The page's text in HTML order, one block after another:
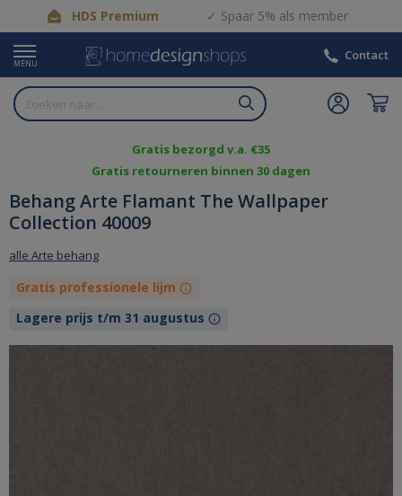
HDS Premium Spaar 5% als member
MENU
Contact
Gratis bezorgd v.a. €35
Gratis retourneren binnen 30 dagen
Behang Arte Flamant The Wallpaper
Collection 40009
alle Arte behang
Gratis professionele lijm
Lagere prijs t/m 31 augustus